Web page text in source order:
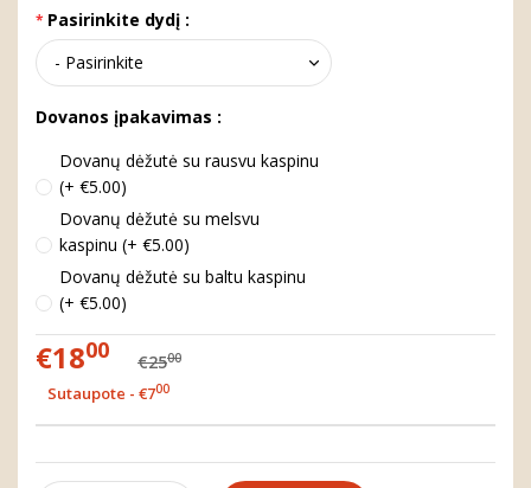
Pasirinkite dydį :
Dovanos įpakavimas :
Dovanų dėžutė su rausvu kaspinu
(+ €5.00)
Dovanų dėžutė su melsvu
kaspinu (+ €5.00)
Dovanų dėžutė su baltu kaspinu
(+ €5.00)
€1800 €2500
Sutaupote - €700